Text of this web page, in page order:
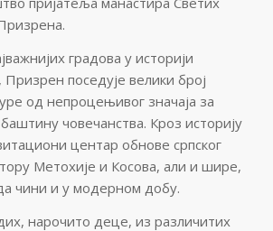
градова у историји
Призрен поседује велики број
од непроцењивог значаја за
човечанства. Кроз историју
центар обнове српског
Метохије и Косова, али и шире,
чини и у модерном добу.
нарочито деце, из различитих